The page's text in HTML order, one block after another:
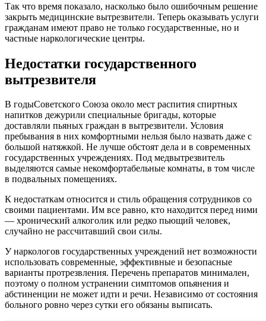
Так что время показало, насколько было ошибочным решение
закрыть медицинские вытрезвители. Теперь оказывать услуги
гражданам имеют право не только государственные, но и
частные наркологические центры.
Недостатки государственного
вытрезвителя
В годыСоветского Союза около мест распития спиртных
напитков дежурили специальные бригады, которые
доставляли пьяных граждан в вытрезвители. Условия
пребывания в них комфортными нельзя было назвать даже с
большой натяжкой. Не лучше обстоят дела и в современных
государственных учреждениях. Под медвытрезвитель
выделяются самые некомфортабельные комнаты, в том числе
в подвальных помещениях.
К недостаткам относится и стиль обращения сотрудников со
своими пациентами. Им все равно, кто находится перед ними
— хронический алкоголик или редко пьющий человек,
случайно не рассчитавший свои силы.
У наркологов государственных учреждений нет возможности
использовать современные, эффективные и безопасные
варианты протрезвления. Перечень препаратов минимален,
поэтому о полном устранении симптомов опьянения и
абстиненции не может идти и речи. Независимо от состояния
больного ровно через сутки его обязаны выписать.